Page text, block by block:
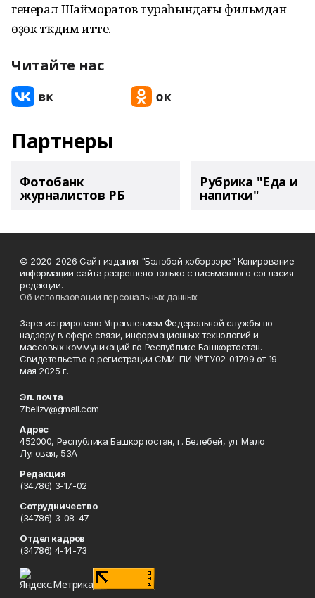
генерал Шайморатов тураһындағы фильмдан
өҙөк тәҡдим итте.
Читайте нас
Партнеры
Фотобанк
журналистов РБ
Рубрика "Еда и
напитки"
© 2020-2026 Сайт издания "Бэлэбэй хэбэрзэре" Копирование
информации сайта разрешено только с письменного согласия
редакции.
Об использовании персональных данных
Зарегистрировано Управлением Федеральной службы по
надзору в сфере связи, информационных технологий и
массовых коммуникаций по Республике Башкортостан.
Свидетельство о регистрации СМИ: ПИ №ТУ02-01799 от 19
мая 2025 г.
Эл. почта
7belizv@gmail.com
Адрес
452000, Республика Башкортостан, г. Белебей, ул. Мало
Луговая, 53А
Редакция
(34786) 3-17-02
Сотрудничество
(34786) 3-08-47
Отдел кадров
(34786) 4-14-73